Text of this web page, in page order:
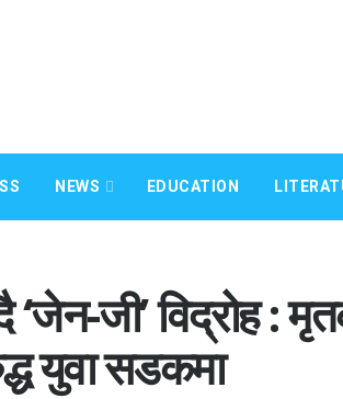
NEWS EDUCATION
‘जेन-जी’ विद्रोह :
युवा सडकमा